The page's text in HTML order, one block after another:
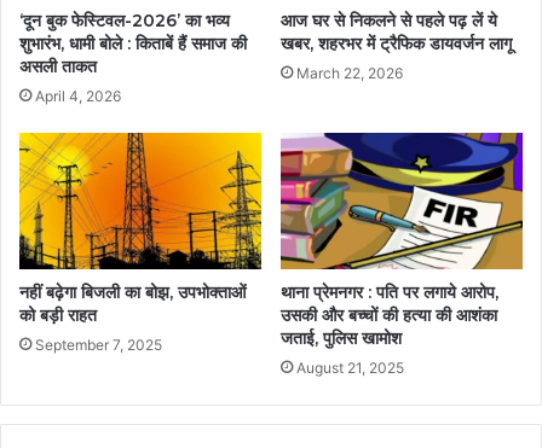
‘दून बुक फेस्टिवल-2026’ का भव्य
शुभारंभ, धामी बोले : किताबें हैं समाज की
असली ताकत
April 4, 2026
आज घर से निकलने से पहले पढ़ लें ये
खबर, शहरभर में ट्रैफिक डायवर्जन लागू
March 22, 2026
नहीं बढ़ेगा बिजली का बोझ, उपभोक्ताओं
को बड़ी राहत
September 7, 2025
थाना प्रेमनगर : पति पर लगाये आरोप,
उसकी और बच्चों की हत्या की आशंका
जताई, पुलिस खामोश
August 21, 2025